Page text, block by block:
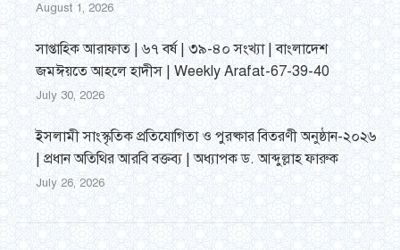
August 1, 2026
সাপ্তাহিক আরাফাত | ৬৭ বর্ষ | ৩৯-৪০ সংখ্যা | বাংলাদেশ
জমঈয়তে আহলে হাদীস | Weekly Arafat-67-39-40
July 30, 2026
ইসলামী সাংস্কৃতিক প্রতিযোগিতা ও পুরষ্কার বিতরণী অনুষ্ঠান-২০২৬
| প্রধান অতিথির আরবি বক্তব্য | অধ্যাপক ড. আব্দুল্লাহ ফারুক
July 26, 2026